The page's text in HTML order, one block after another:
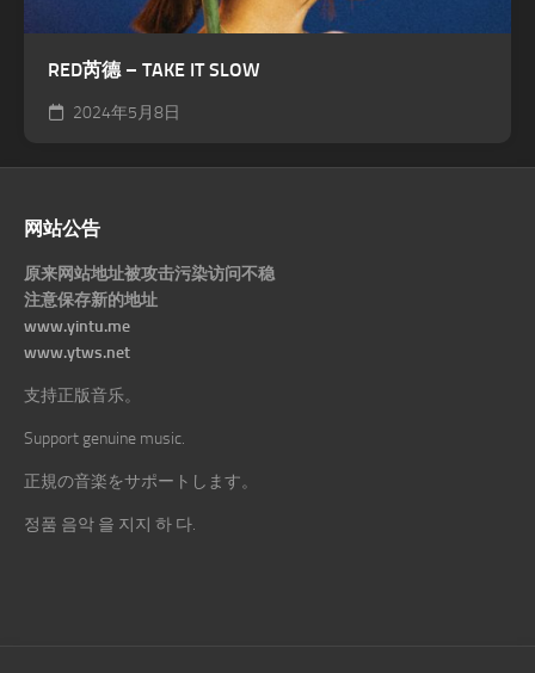
RED芮德 – TAKE IT SLOW
2024年5月8日
网站公告
原来网站地址被攻击污染访问不稳
注意保存新的地址
www.yintu.me
www.ytws.net
支持正版音乐。
Support genuine music.
正規の音楽をサポートします。
정품 음악 을 지지 하 다.